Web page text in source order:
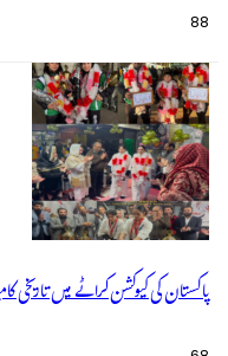
88
پاکستان کی کیوکشن کراٹے میں تاریخی کامیابی، 3 گولڈ اور 3